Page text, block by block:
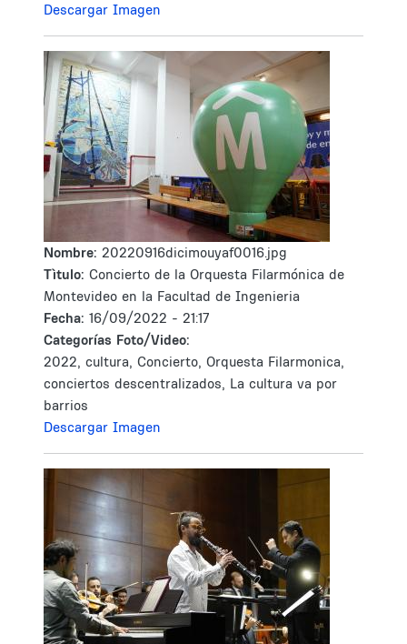
Descargar Imagen
Nombre: 20220916dicimouyaf0016.jpg
Tìtulo: Concierto de la Orquesta Filarmónica de
Montevideo en la Facultad de Ingenieria
Fecha: 16/09/2022 - 21:17
Categorías Foto/Video:
2022, cultura, Concierto, Orquesta Filarmonica,
conciertos descentralizados, La cultura va por
barrios
Descargar Imagen